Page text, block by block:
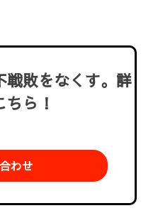
戦敗をなくす。詳
ちら！
わせ